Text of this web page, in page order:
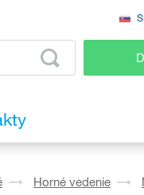
Horné vedenie